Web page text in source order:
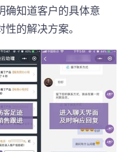
确知道客户的具体意
的解决方案。